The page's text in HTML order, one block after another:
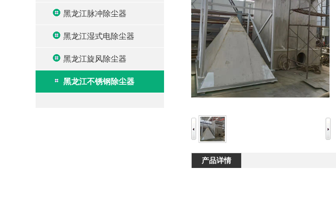
黑龙江脉冲除尘器
黑龙江湿式电除尘器
黑龙江旋风除尘器
黑龙江不锈钢除尘器
产品详情